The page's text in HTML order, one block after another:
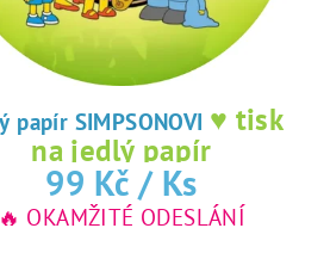
Jedlý papír SIMPSONOVI ♥ tisk
na jedlý papír
99 Kč / Ks
🔥 OKAMŽITÉ ODESLÁNÍ